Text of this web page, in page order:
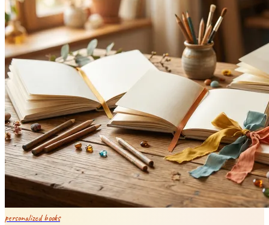
personalized books